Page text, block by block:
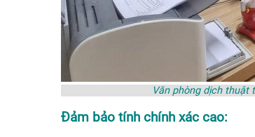
Văn phòng dịch thuật
Đảm bảo tính chính xác cao: